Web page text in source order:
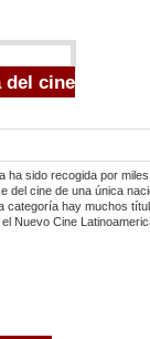
del cine
ha sido recogida por
del cine de una única
categoría hay muchos
Nuevo Cine